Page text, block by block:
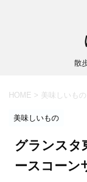
散
HOME > 美味しいもの
美味しいもの
グランスタ
ースコーン